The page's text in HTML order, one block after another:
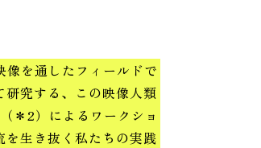
像を通したフィールドで
究する、この映像人類
＊2）によるワークショ
を生き抜く私たちの実践